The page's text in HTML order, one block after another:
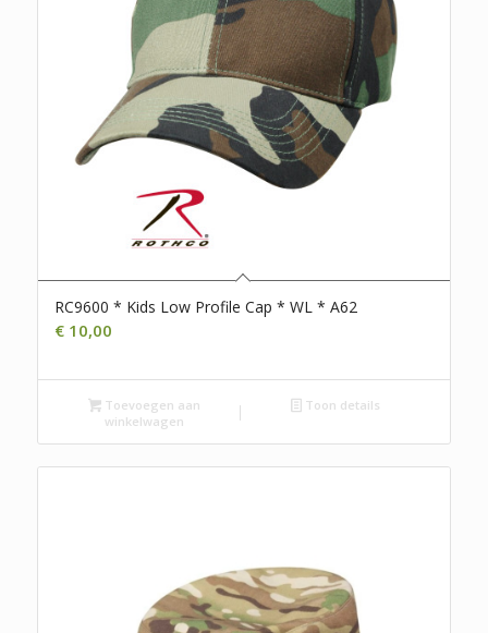
RC9600 * Kids Low Profile Cap * WL * A62
€10,00
Toevoegen aan
winkelwagen
Toon details